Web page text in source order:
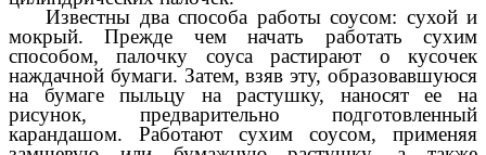
Известны два способа работы соусом: сухой и
мокрый. Прежде чем начать работать сухим
способом, палочку соуса растирают о кусочек
наждачной бумаги. Затем, взяв эту, образовавшуюся
на бумаге пыльцу на растушку, наносят ее на
рисунок, предварительно подготовленный
карандашом. Работают сухим соусом, применяя